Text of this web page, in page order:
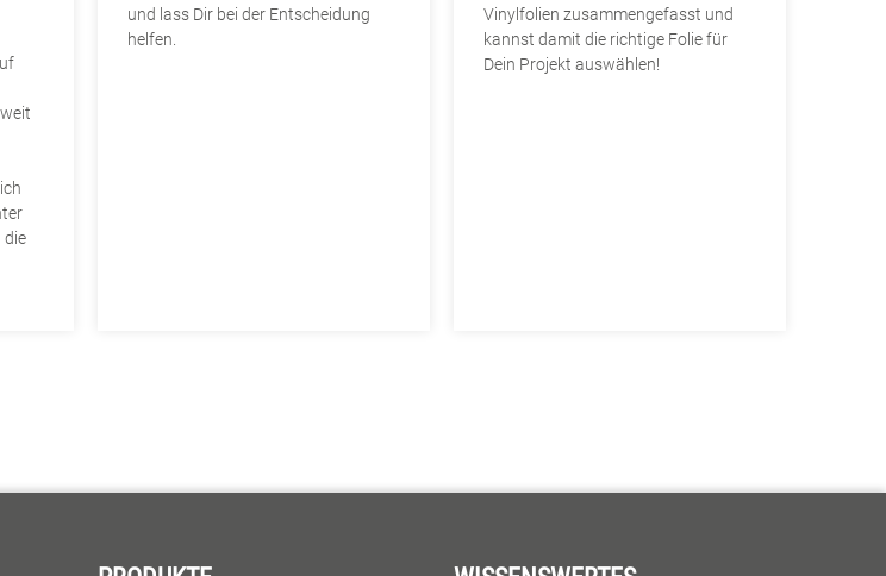
die
und lass Dir bei der Entscheidung
helfen.
Vinylfolien zusammengefasst und
kannst damit die richtige Folie für
Dein Projekt auswählen!